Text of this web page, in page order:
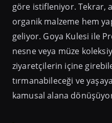
göre istifleniyor. Tekrar,
organik malzeme hem
geliyor. Goya Kulesi ile
nesne veya müze
ziyaretçilerin içine
tırmanabileceği ve
kamusal alana